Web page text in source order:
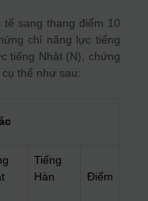
sang thang điểm 10
chỉ năng lực tiếng
tiếng Nhật (N), chứng
thể như sau:
Tiếng
Hàn
Điểm